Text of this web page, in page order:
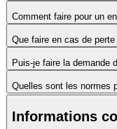
Comment faire pour un
Que faire en cas de
Puis-je faire la demande
Quelles sont les normes
Informations